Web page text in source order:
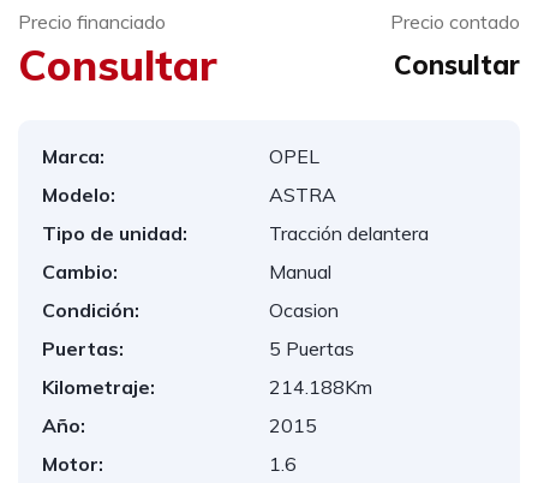
Precio financiado
Consultar
Precio contado
Consultar
Marca:
OPEL
Modelo:
ASTRA
Tipo de unidad:
Tracción delantera
Cambio:
Manual
Condición:
Ocasion
Puertas:
5 Puertas
Kilometraje:
214.188Km
Año:
2015
Motor:
1.6